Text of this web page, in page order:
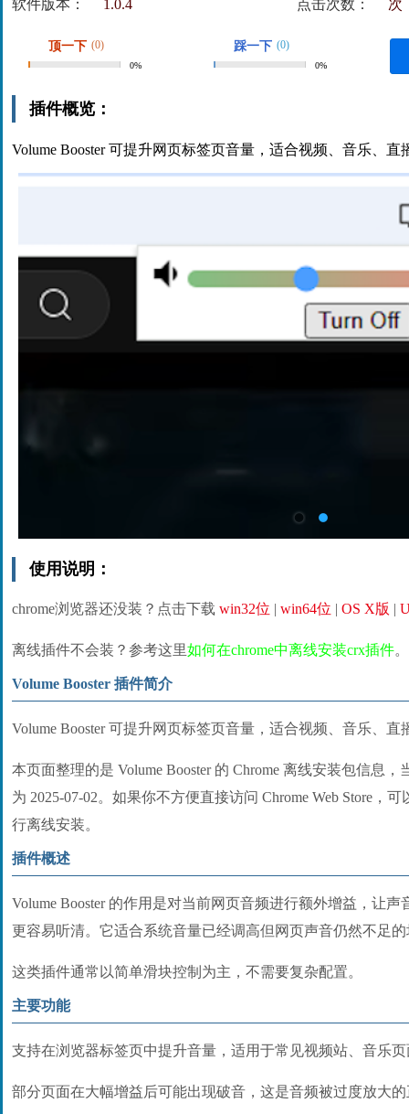
软件版本：
1.0.4 点击次数： 次
顶一下 (0)
0%
踩一下 (0)
0%
插件概览：
Volume Booster 可提升网页标签页音量，适合视频、音乐、
使用说明：
chrome浏览器还没装？点击下载 win32位 | win64位 | OS X版 |
离线插件不会装？参考这里如何在chrome中离线安装crx插件。
Volume Booster 插件简介
Volume Booster 可提升网页标签页音量，适合视频、音乐、
本页面整理的是 Volume Booster 的 Chrome 离线安装包信息
为 2025-07-02。如果你不方便直接访问 Chrome Web Store，
行离线安装。
插件概述
Volume Booster 的作用是对当前网页音频进行额外增益，让
更容易听清。它适合系统音量已经调高但网页声音仍然不足
这类插件通常以简单滑块控制为主，不需要复杂配置。
主要功能
支持在浏览器标签页中提升音量，适用于常见视频站、音乐
部分页面在大幅增益后可能出现破音，这是音频被过度放大